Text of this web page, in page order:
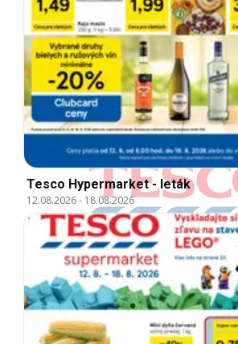
Tesco Hypermarket - leták
12.08.2026- 18.08.2026